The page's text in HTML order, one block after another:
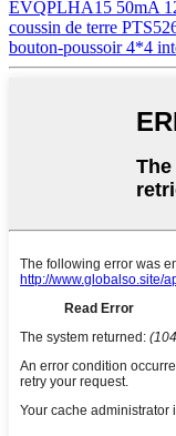
EVQPLHA15 50mA
coussin de terre
bouton-poussoir 4*4